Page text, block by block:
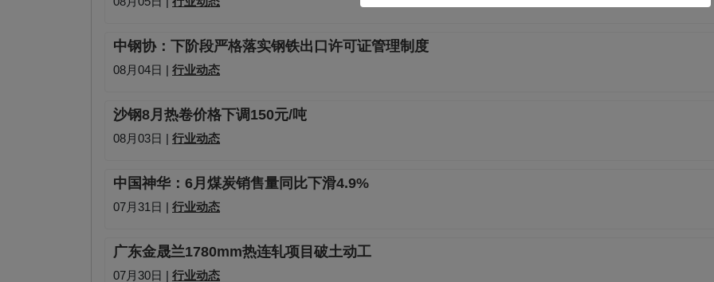
中钢协：下阶段严格落实钢铁出口许可证管理制度
08月04日 | 行业动态
沙钢8月热卷价格下调150元/吨
08月03日 | 行业动态
中国神华：6月煤炭销售量同比下滑4.9%
07月31日 | 行业动态
广东金晟兰1780mm热连轧项目破土动工
07月30日 | 行业动态